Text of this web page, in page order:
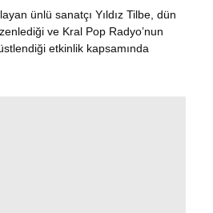
ünlü sanatçı Yıldız Tilbe, dün
ve Kral Pop Radyo’nun
etkinlik kapsamında